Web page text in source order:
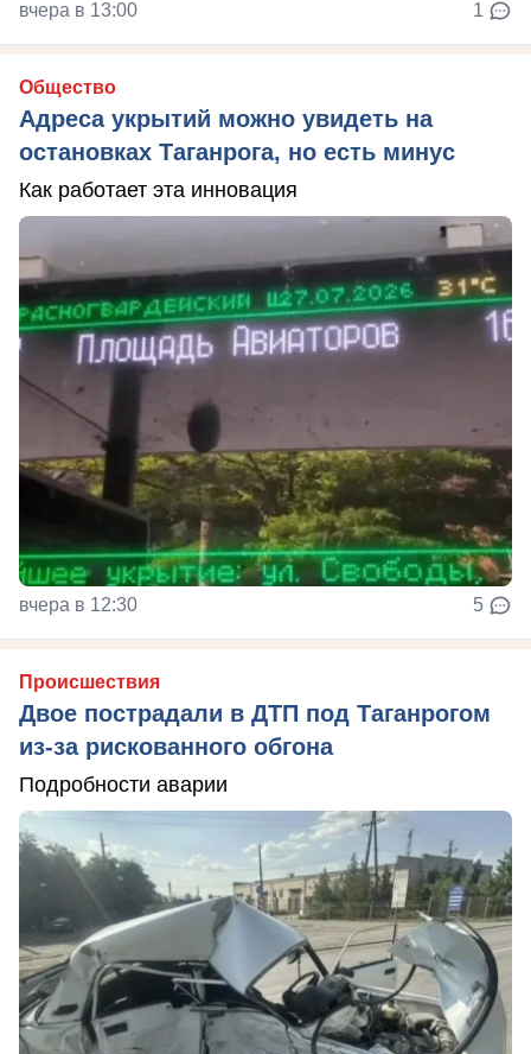
вчера в 13:00 1
Общество
Адреса укрытий можно увидеть на
остановках Таганрога, но есть минус
Как работает эта инновация
вчера в 12:30 5
Происшествия
Двое пострадали в ДТП под Таганрогом
из-за рискованного обгона
Подробности аварии